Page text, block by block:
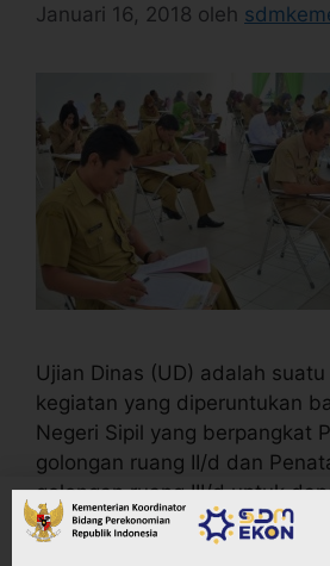
Januari 16, 2018 oleh
Ujian Dinas (UD) adalah
kegiatan yang diperuntukan
Negeri Sipil yang berpangkat
golongan ruang II/d dan
golongan ruang III/d untuk
pangkatnya, disamping
lain yang telah ditetapkan.